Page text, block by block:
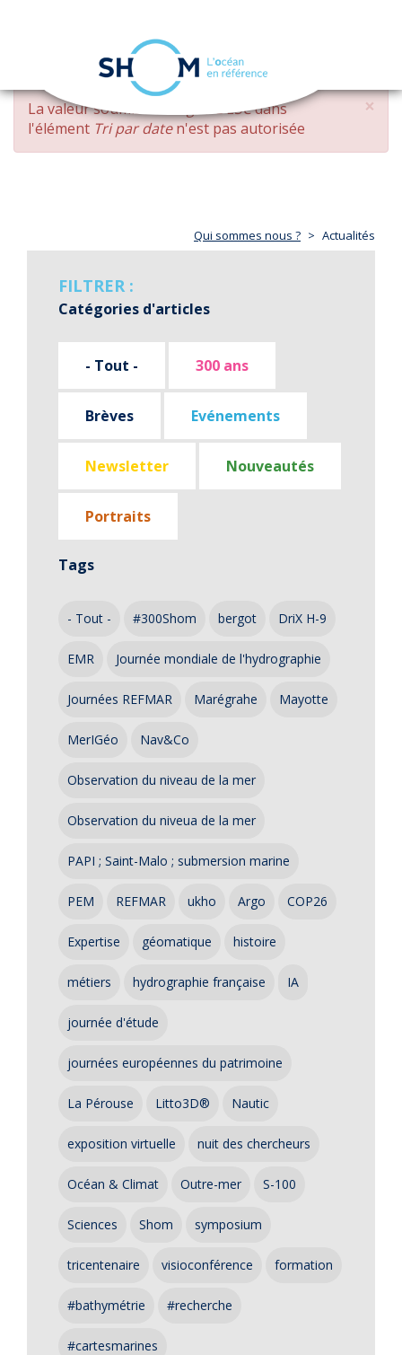
Aller
contenu
principal
navigation
×
MESSAGE
D'ERREUR
La valeur soumise changed DESCdans
l'élément Tri par daten'est pas autorisée
Qui sommes nous ? Actualités
FILTRER :
Catégories d'articles
- Tout - 300 ans
Brèves Evénements
Newsletter Nouveautés
Portraits
Tags
- Tout - #300Shom bergot DriX H-9
EMR Journée mondiale de l'hydrographie
Journées REFMAR Marégrahe Mayotte
MerIGéo Nav&Co
Observation du niveau de la mer
Observation du niveua de la mer
PAPI ; Saint-Malo ; submersion marine
PEM REFMAR ukho Argo COP26
Expertise géomatique histoire
métiers hydrographie française IA
journée d'étude
journées européennes du patrimoine
La Pérouse Litto3D® Nautic
exposition virtuelle nuit des chercheurs
Océan & Climat Outre-mer S-100
Sciences Shom symposium
tricentenaire visioconférence formation
#bathymétrie #recherche
#cartesmarines